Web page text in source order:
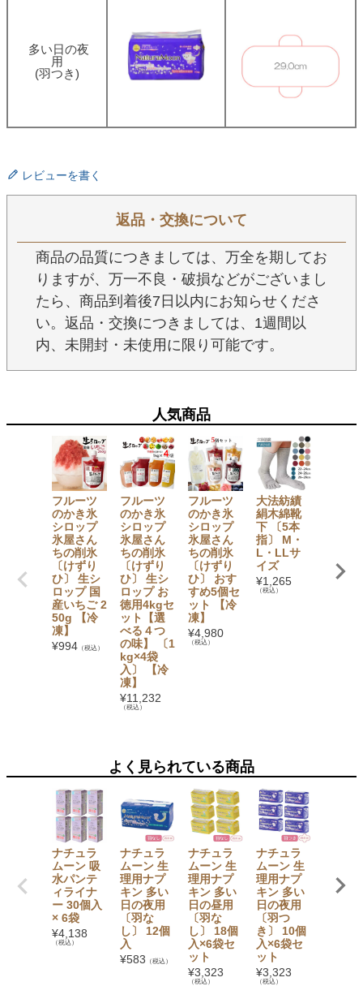
多い日の夜
用
(羽つき)
レビューを書く
返品・交換について
商品の品質につきましては、万全を期してお
りますが、万一不良・破損などがございまし
たら、商品到着後7日以内にお知らせくださ
い。返品・交換につきましては、1週間以
内、未開封・未使用に限り可能です。
人気商品
フルーツ
のかき氷
シロップ
氷屋さん
ちの削氷
〔けずり
ひ〕 生シ
ロップ 国
産いちご 2
50g 【冷
凍】
¥994 （税込）
フルーツ
のかき氷
シロップ
氷屋さん
ちの削氷
〔けずり
ひ〕 生シ
ロップ お
徳用4kgセ
ット【選
べる４つ
の味】 〔1
kg×4袋
入〕 【冷
凍】
¥11,232
（税込）
フルーツ
のかき氷
シロップ
氷屋さん
ちの削氷
〔けずり
ひ〕 おす
すめ5個セ
ット 【冷
凍】
¥4,980
（税込）
大法紡績
絹木綿靴
下 〔5本
指〕 M・
L・LLサ
イズ
¥1,265
（税込）
プ6本
ト（い
よく見られている商品
ナチュラ
ムーン 吸
水パンテ
ィライナ
ー 30個入
× 6袋
¥4,138
（税込）
ナチュラ
ムーン 生
理用ナプ
キン 多い
日の夜用
〔羽な
し〕 12個
入
¥583 （税込）
ナチュラ
ムーン 生
理用ナプ
キン 多い
日の昼用
〔羽な
し〕 18個
入×6袋セ
ット
¥3,323
（税込）
ナチュラ
ムーン 生
理用ナプ
キン 多い
日の夜用
〔羽つ
き〕 10個
入×6袋セ
ット
¥3,323
（税込）
りもの
用シ